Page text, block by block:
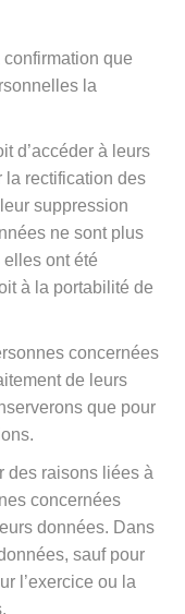
confirmation que
la
d’accéder à leurs
la rectification des
suppression
ne sont plus
ont été
à la portabilité de
concernées
de leurs
que pour
des raisons liées à
concernées
données. Dans
sauf pour
l’exercice ou la